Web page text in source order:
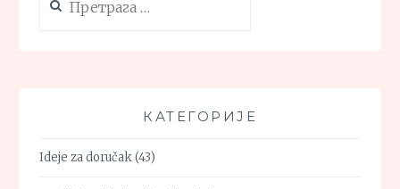
за:
КАТЕГОРИЈЕ
Ideje za doručak(43)